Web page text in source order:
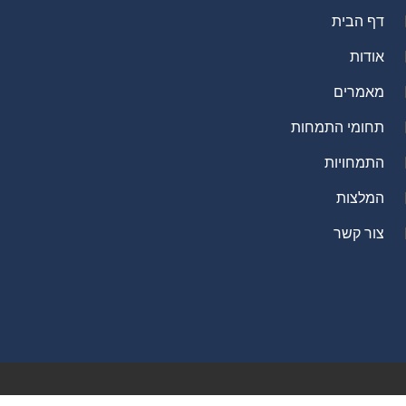
דף הבית
אודות
מאמרים
תחומי התמחות
התמחויות
המלצות
צור קשר